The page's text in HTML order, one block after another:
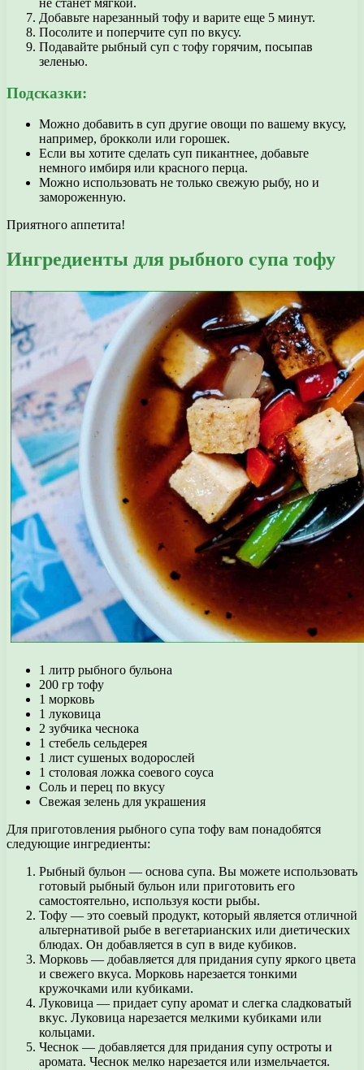
не станет мягкой.
Добавьте нарезанный тофу и варите еще 5 минут.
Посолите и поперчите суп по вкусу.
Подавайте рыбный суп с тофу горячим, посыпав
зеленью.
Подсказки:
Можно добавить в суп другие овощи по вашему вкусу,
например, брокколи или горошек.
Если вы хотите сделать суп пикантнее, добавьте
немного имбиря или красного перца.
Можно использовать не только свежую рыбу, но и
замороженную.
Приятного аппетита!
Ингредиенты для рыбного супа тофу
1 литр рыбного бульона
200 гр тофу
1 морковь
1 луковица
2 зубчика чеснока
1 стебель сельдерея
1 лист сушеных водорослей
1 столовая ложка соевого соуса
Соль и перец по вкусу
Свежая зелень для украшения
Для приготовления рыбного супа тофу вам понадобятся
следующие ингредиенты:
Рыбный бульон — основа супа. Вы можете использовать
готовый рыбный бульон или приготовить его
самостоятельно, используя кости рыбы.
Тофу — это соевый продукт, который является отличной
альтернативой рыбе в вегетарианских или диетических
блюдах. Он добавляется в суп в виде кубиков.
Морковь — добавляется для придания супу яркого цвета
и свежего вкуса. Морковь нарезается тонкими
кружочками или кубиками.
Луковица — придает супу аромат и слегка сладковатый
вкус. Луковица нарезается мелкими кубиками или
кольцами.
Чеснок — добавляется для придания супу остроты и
аромата. Чеснок мелко нарезается или измельчается.